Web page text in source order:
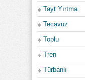
Tayt Yırtma
Tecavüz
Toplu
Tren
Türbanlı